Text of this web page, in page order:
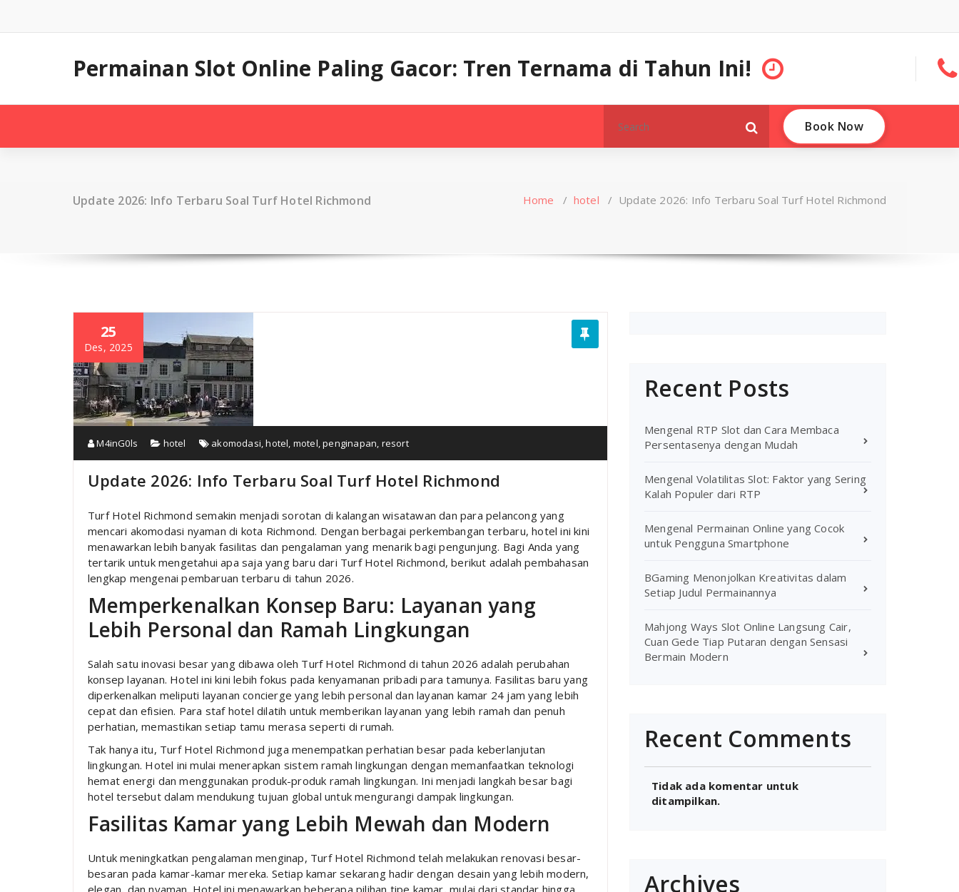
content
Permainan Slot Online Paling Gacor: Tren Ternama di Tahun Ini!
for:
Book Now
Update 2026: Info Terbaru Soal Turf Hotel Richmond Home / hotel / Update 2026: Info Terbaru Soal Turf Hotel Richmond
25
Des, 2025
M4inG0ls hotel akomodasi,hotel, motel,penginapan, resort
Update 2026: Info Terbaru Soal Turf Hotel Richmond
Turf Hotel Richmond semakin menjadi sorotan di kalangan wisatawan dan para pelancong yang
mencari akomodasi nyaman di kota Richmond. Dengan berbagai perkembangan terbaru, hotel ini kini
menawarkan lebih banyak fasilitas dan pengalaman yang menarik bagi pengunjung. Bagi Anda yang
tertarik untuk mengetahui apa saja yang baru dari Turf Hotel Richmond, berikut adalah pembahasan
lengkap mengenai pembaruan terbaru di tahun 2026.
Memperkenalkan Konsep Baru: Layanan yang
Lebih Personal dan Ramah Lingkungan
Salah satu inovasi besar yang dibawa oleh Turf Hotel Richmond di tahun 2026 adalah perubahan
konsep layanan. Hotel ini kini lebih fokus pada kenyamanan pribadi para tamunya. Fasilitas baru yang
diperkenalkan meliputi layanan concierge yang lebih personal dan layanan kamar 24 jam yang lebih
cepat dan efisien. Para staf hotel dilatih untuk memberikan layanan yang lebih ramah dan penuh
perhatian, memastikan setiap tamu merasa seperti di rumah.
Tak hanya itu, Turf Hotel Richmond juga menempatkan perhatian besar pada keberlanjutan
lingkungan. Hotel ini mulai menerapkan sistem ramah lingkungan dengan memanfaatkan teknologi
hemat energi dan menggunakan produk-produk ramah lingkungan. Ini menjadi langkah besar bagi
hotel tersebut dalam mendukung tujuan global untuk mengurangi dampak lingkungan.
Fasilitas Kamar yang Lebih Mewah dan Modern
Untuk meningkatkan pengalaman menginap, Turf Hotel Richmond telah melakukan renovasi besar-
besaran pada kamar-kamar mereka. Setiap kamar sekarang hadir dengan desain yang lebih modern,
elegan, dan nyaman. Hotel ini menawarkan beberapa pilihan tipe kamar, mulai dari standar hingga
Recent Posts
Mengenal RTP Slot dan Cara Membaca
Persentasenya dengan Mudah
Mengenal Volatilitas Slot: Faktor yang Sering
Kalah Populer dari RTP
Mengenal Permainan Online yang Cocok
untuk Pengguna Smartphone
BGaming Menonjolkan Kreativitas dalam
Setiap Judul Permainannya
Mahjong Ways Slot Online Langsung Cair,
Cuan Gede Tiap Putaran dengan Sensasi
Bermain Modern
Recent Comments
Tidak ada komentar untuk
ditampilkan.
Archives